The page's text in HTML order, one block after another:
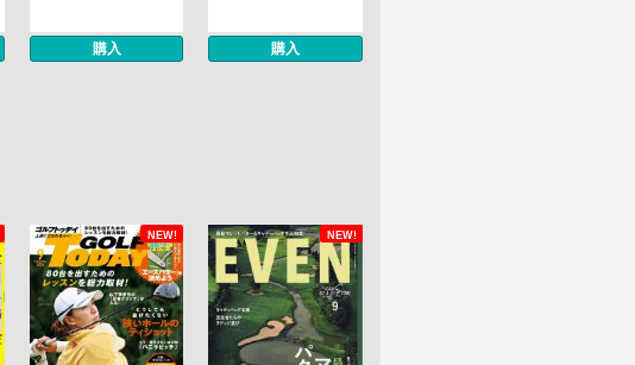
購入 購入
NEW! NEW!